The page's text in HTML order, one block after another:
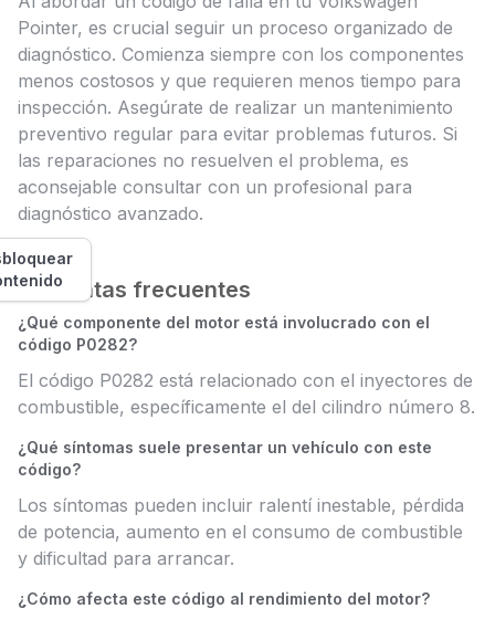
Pointer, es crucial seguir un proceso organizado de
diagnóstico. Comienza siempre con los componentes
menos costosos y que requieren menos tiempo para
inspección. Asegúrate de realizar un mantenimiento
preventivo regular para evitar problemas futuros. Si
las reparaciones no resuelven el problema, es
aconsejable consultar con un profesional para
diagnóstico avanzado.
Preguntas frecuentes
¿Qué componente del motor está involucrado con el
código P0282?
El código P0282 está relacionado con el inyectores de
combustible, específicamente el del cilindro número 8.
¿Qué síntomas suele presentar un vehículo con este
código?
Los síntomas pueden incluir ralentí inestable, pérdida
de potencia, aumento en el consumo de combustible
y dificultad para arrancar.
¿Cómo afecta este código al rendimiento del motor?